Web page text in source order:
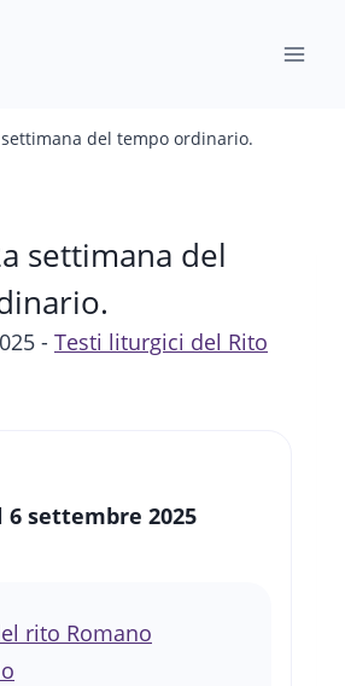
settimana del tempo ordinario.
settimana del
- Testi liturgici del Rito
settembre 2025
rito Romano